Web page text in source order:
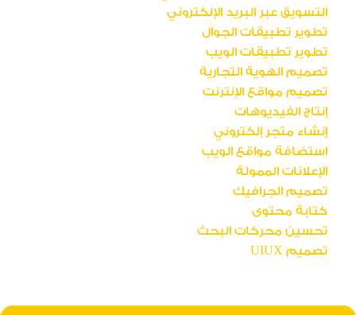
التسويق عبر البريد الإلكتروني
تطوير تطبيقات الجوال
تطوير تطبيقات الويب
تصميم الهوية التجارية
تصميم مواقع الإنترنت
إنتاج الفيديوهات
إنشاء متجر إلكتروني
استضافة مواقع الويب
الإعلانات الممولة
تصميم الجرافيك
كتابة محتوى
تحسين محركات البحث
تصميم UIUX